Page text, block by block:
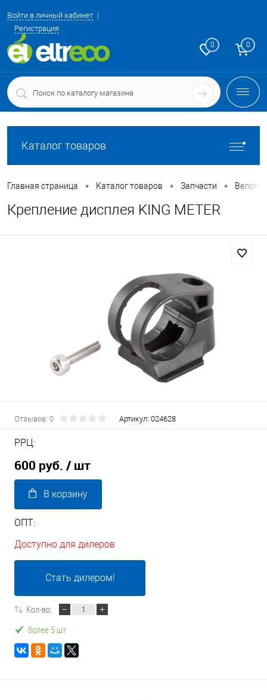
Войти в личный кабинет
Регистрация
0 0
Каталог товаров
Главная страница • Каталог товаров • Запчасти •
Крепление дисплея KING METER
Отзывов: 0 Артикул: 024628
РРЦ:
600 руб. / шт
В корзину
ОПТ:
Доступно для дилеров
Стать дилером!
Кол-во:
более 5 шт